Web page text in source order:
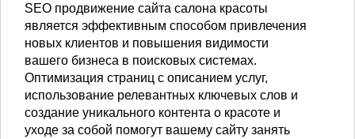
SEO продвижение сайта салона красоты
является эффективным способом привлечения
новых клиентов и повышения видимости
вашего бизнеса в поисковых системах.
Оптимизация страниц с описанием услуг,
использование релевантных ключевых слов и
создание уникального контента о красоте и
уходе за собой помогут вашему сайту занять